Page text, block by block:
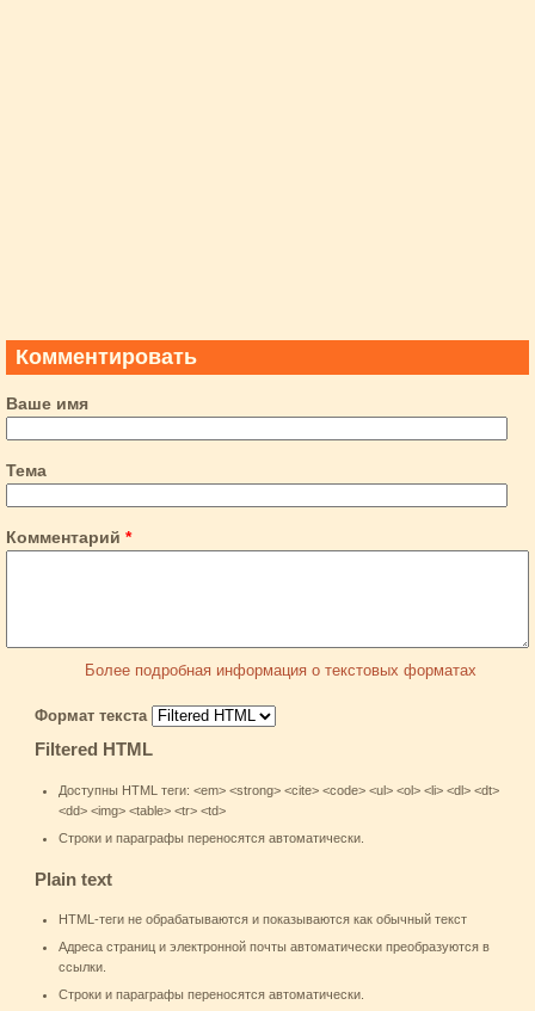
Комментировать
Ваше имя
Тема
Комментарий *
Более подробная информация о текстовых форматах
Формат текста
Filtered HTML
Доступны HTML теги: <em> <strong> <cite> <code> <ul> <ol> <li> <dl> <dt>
<dd> <img> <table> <tr> <td>
Строки и параграфы переносятся автоматически.
Plain text
HTML-теги не обрабатываются и показываются как обычный текст
Адреса страниц и электронной почты автоматически преобразуются в
ссылки.
Строки и параграфы переносятся автоматически.